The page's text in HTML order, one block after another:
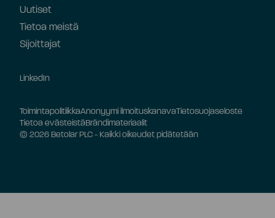
Uutiset
Tietoa meistä
Sijoittajat
LinkedIn
© 2026 Betolar PLC - Kaikki oikeudet pidätetään
ToimintapolitiikkaAnonyymi ilmoituskanavaTietosuojaseloste
Tietoa evästeistäBrändimateriaalit